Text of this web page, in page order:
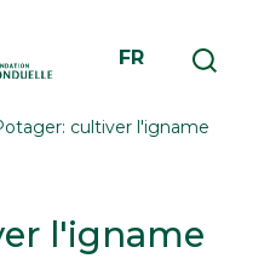
FR
cultiver l'igname
l'igname